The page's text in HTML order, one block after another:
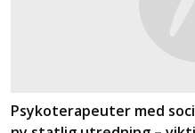
Psykoterapeuter med